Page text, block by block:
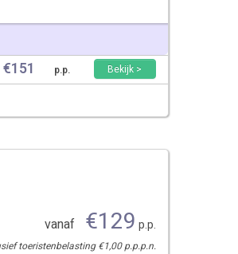
€151 p.p. Bekijk >
vanaf €129 p.p.
toeristenbelasting €1,00 p.p.p.n.